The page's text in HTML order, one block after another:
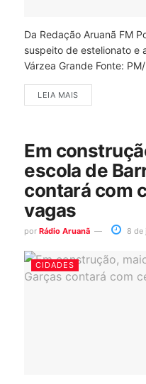
Da Redação Aruanã FM
suspeito de estelionato e
Várzea Grande Fonte:
LEIA MAIS
Em
escola de
contará com
vagas
por Rádio Aruanã 8 de
CIDADES